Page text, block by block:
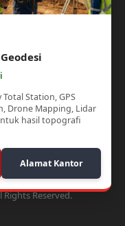
Station, GPS
Drone Mapping, Lidar
hasil topografi
Alamat Kantor
Rights Reserved.